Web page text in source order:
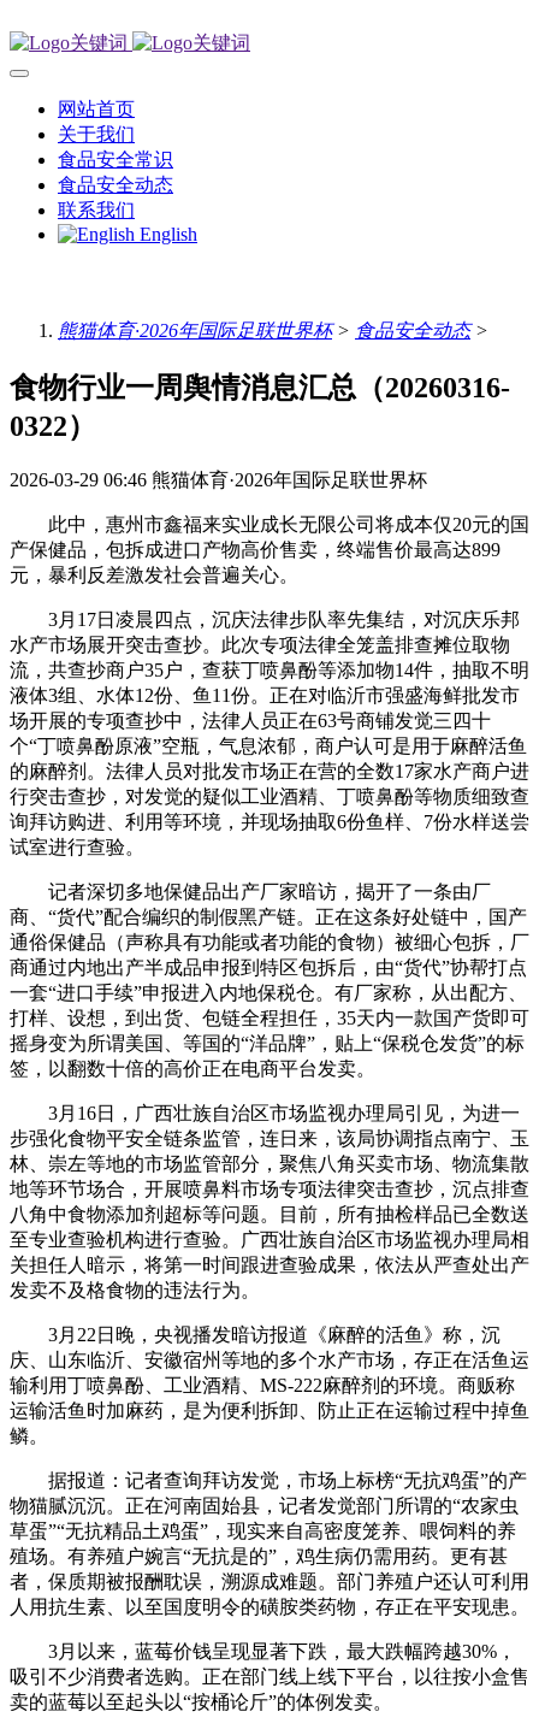
网站首页
关于我们
食品安全常识
食品安全动态
联系我们
English
熊猫体育·2026年国际足联世界杯> 食品安全动态>
食物行业一周舆情消息汇总（20260316-
0322）
2026-03-29 06:46 熊猫体育·2026年国际足联世界杯
此中，惠州市鑫福来实业成长无限公司将成本仅20元的国
产保健品，包拆成进口产物高价售卖，终端售价最高达899
元，暴利反差激发社会普遍关心。
3月17日凌晨四点，沉庆法律步队率先集结，对沉庆乐邦
水产市场展开突击查抄。此次专项法律全笼盖排查摊位取物
流，共查抄商户35户，查获丁喷鼻酚等添加物14件，抽取不明
液体3组、水体12份、鱼11份。正在对临沂市强盛海鲜批发市
场开展的专项查抄中，法律人员正在63号商铺发觉三四十
个“丁喷鼻酚原液”空瓶，气息浓郁，商户认可是用于麻醉活鱼
的麻醉剂。法律人员对批发市场正在营的全数17家水产商户进
行突击查抄，对发觉的疑似工业酒精、丁喷鼻酚等物质细致查
询拜访购进、利用等环境，并现场抽取6份鱼样、7份水样送尝
试室进行查验。
记者深切多地保健品出产厂家暗访，揭开了一条由厂
商、“货代”配合编织的制假黑产链。正在这条好处链中，国产
通俗保健品（声称具有功能或者功能的食物）被细心包拆，厂
商通过内地出产半成品申报到特区包拆后，由“货代”协帮打点
一套“进口手续”申报进入内地保税仓。有厂家称，从出配方、
打样、设想，到出货、包链全程担任，35天内一款国产货即可
摇身变为所谓美国、等国的“洋品牌”，贴上“保税仓发货”的标
签，以翻数十倍的高价正在电商平台发卖。
3月16日，广西壮族自治区市场监视办理局引见，为进一
步强化食物平安全链条监管，连日来，该局协调指点南宁、玉
林、崇左等地的市场监管部分，聚焦八角买卖市场、物流集散
地等环节场合，开展喷鼻料市场专项法律突击查抄，沉点排查
八角中食物添加剂超标等问题。目前，所有抽检样品已全数送
至专业查验机构进行查验。广西壮族自治区市场监视办理局相
关担任人暗示，将第一时间跟进查验成果，依法从严查处出产
发卖不及格食物的违法行为。
3月22日晚，央视播发暗访报道《麻醉的活鱼》称，沉
庆、山东临沂、安徽宿州等地的多个水产市场，存正在活鱼运
输利用丁喷鼻酚、工业酒精、MS-222麻醉剂的环境。商贩称
运输活鱼时加麻药，是为便利拆卸、防止正在运输过程中掉鱼
鳞。
据报道：记者查询拜访发觉，市场上标榜“无抗鸡蛋”的产
物猫腻沉沉。正在河南固始县，记者发觉部门所谓的“农家虫
草蛋”“无抗精品土鸡蛋”，现实来自高密度笼养、喂饲料的养
殖场。有养殖户婉言“无抗是的”，鸡生病仍需用药。更有甚
者，保质期被报酬耽误，溯源成难题。部门养殖户还认可利用
人用抗生素、以至国度明令的磺胺类药物，存正在平安现患。
3月以来，蓝莓价钱呈现显著下跌，最大跌幅跨越30%，
吸引不少消费者选购。正在部门线上线下平台，以往按小盒售
卖的蓝莓以至起头以“按桶论斤”的体例发卖。